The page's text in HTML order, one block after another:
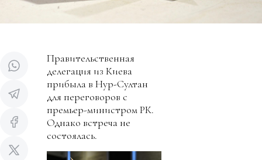
Правительственная
делегация из Киева
прибыла в Нур-Султан
для переговоров с
премьер-министром РК.
Однако встреча не
состоялась.